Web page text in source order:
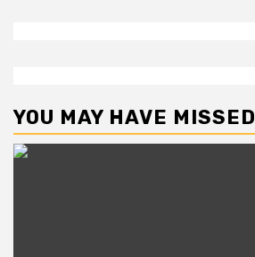
YOU MAY HAVE MISSED